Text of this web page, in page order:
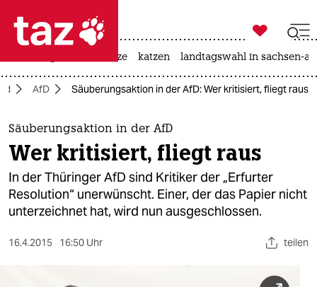
 taz zahl ich
taz zahl ich
themen
politik
öko

taz zahl ich
hitze katzen landtagswahl in sachsen-
AfD Säuberungsaktion in der AfD: Wer kritisiert, fliegt raus
Säuberungsaktion in der AfD
Wer kritisiert, fliegt raus
In der Thüringer AfD sind Kritiker der „Erfurter
Resolution“ unerwünscht. Einer, der das Papier nicht
unterzeichnet hat, wird nun ausgeschlossen.
16.4.2015 16:50 Uhr teilen